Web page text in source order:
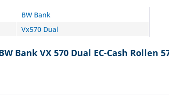
BW Bank
Vx570 Dual
Bank VX 570 Dual EC-Cash Rollen